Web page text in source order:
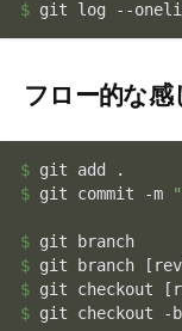
$ git log --
フロー的な感
$
$ git commit -m
$
$
$
$ git